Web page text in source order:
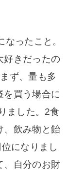
ったこと。
好きだったの
ず、量も多
を買う場合に
ました。2食
、飲み物と飴
になりまし
、自分のお財